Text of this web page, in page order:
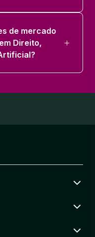
de mercado
Direito,